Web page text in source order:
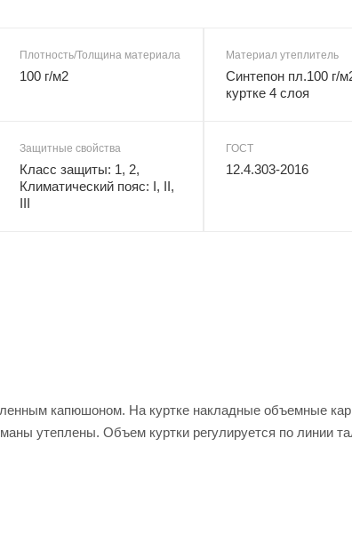
Плотность/Толщина материала
100 г/м2
Материал утеплитель
Синтепон пл.100 г/
куртке 4 слоя
Защитные свойства
Класс защиты: 1, 2,
Климатический пояс: I, II,
III
ГОСТ
12.4.303-2016
капюшоном. На куртке накладные объемные
утеплены. Объем куртки регулируется по линии